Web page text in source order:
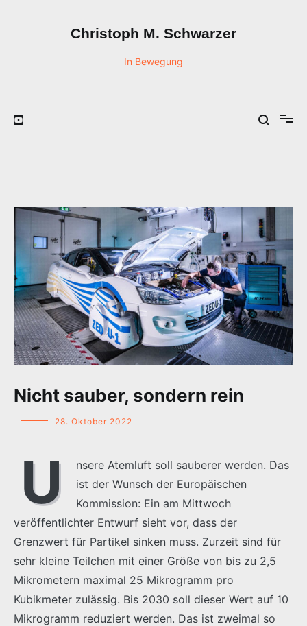
Christoph M. Schwarzer
In Bewegung
Nicht sauber, sondern rein
28. Oktober 2022
U
nsere Atemluft soll sauberer werden. Das
ist der Wunsch der Europäischen
Kommission: Ein am Mittwoch
veröffentlichter Entwurf sieht vor, dass der
Grenzwert für Partikel sinken muss. Zurzeit sind für
sehr kleine Teilchen mit einer Größe von bis zu 2,5
Mikrometern maximal 25 Mikrogramm pro
Kubikmeter zulässig. Bis 2030 soll dieser Wert auf 10
Mikrogramm reduziert werden. Das ist zweimal so